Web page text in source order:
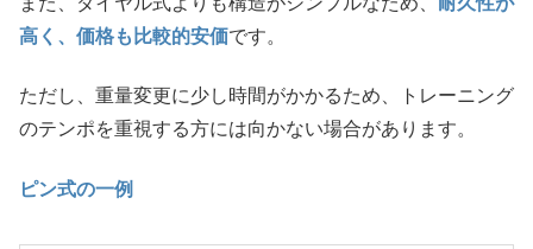
高く、価格も比較的安価です。
ただし、重量変更に少し時間がかかるため、トレーニング
のテンポを重視する方には向かない場合があります。
ピン式の一例